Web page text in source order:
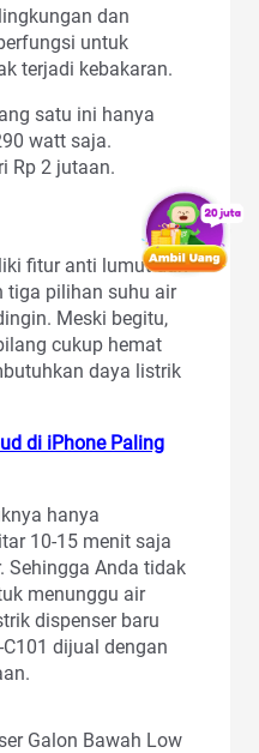
dan
untuk
terjadi kebakaran.
satu ini hanya
watt saja.
Rp 2 jutaan.
fitur anti lumut dan
tiga pilihan suhu air
Meski begitu,
cukup hemat
daya listrik
di iPhone Paling
hanya
10-15 menit saja
Sehingga Anda tidak
menunggu air
dispenser baru
dijual dengan